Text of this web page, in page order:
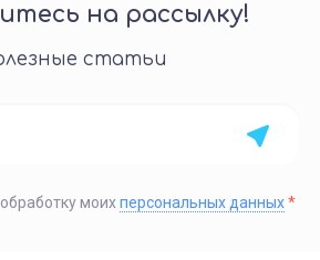
на рассылку!
статьи
моихперсональных данных*